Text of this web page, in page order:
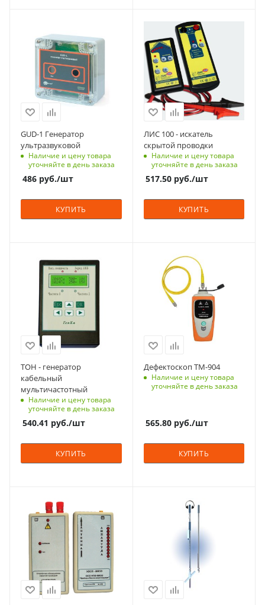
GUD-1 Генератор
ультразвуковой
Наличие и цену товара
уточняйте в день заказа
486 руб./шт
КУПИТЬ
ЛИС 100 - искатель
скрытой проводки
Наличие и цену товара
уточняйте в день заказа
517.50руб./шт
КУПИТЬ
ТОН - генератор
кабельный
мультичастотный
Наличие и цену товара
уточняйте в день заказа
540.41 руб./шт
КУПИТЬ
Дефектоскоп TM-904
Наличие и цену товара
уточняйте в день заказа
565.80руб./шт
КУПИТЬ